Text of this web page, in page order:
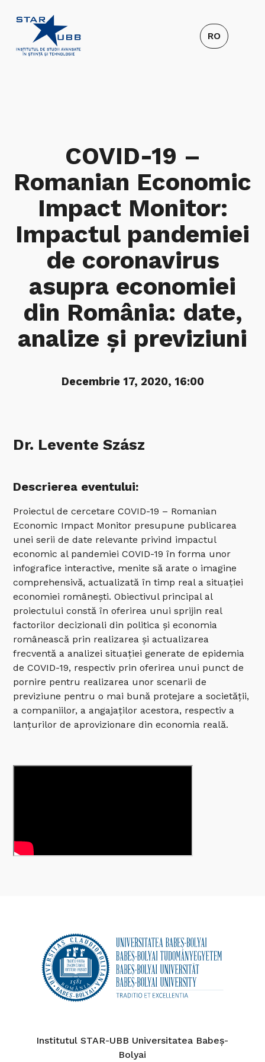
COVID-19 –
Romanian Economic
Impact Monitor:
Impactul pandemiei
de coronavirus
asupra economiei
din România: date,
analize și previziuni
Decembrie 17, 2020, 16:00
Dr. Levente Szász
Descrierea eventului:
Proiectul de cercetare COVID-19 – Romanian
Economic Impact Monitor presupune publicarea
unei serii de date relevante privind impactul
economic al pandemiei COVID-19 în forma unor
infografice interactive, menite să arate o imagine
comprehensivă, actualizată în timp real a situației
economiei românești. Obiectivul principal al
proiectului constă în oferirea unui sprijin real
factorilor decizionali din politica și economia
românească prin realizarea și actualizarea
frecventă a analizei situației generate de epidemia
de COVID-19, respectiv prin oferirea unui punct de
pornire pentru realizarea unor scenarii de
previziune pentru o mai bună protejare a societății,
a companiilor, a angajaților acestora, respectiv a
lanțurilor de aprovizionare din economia reală.
Institutul STAR-UBB Universitatea Babeș-
Bolyai